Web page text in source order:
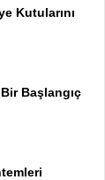
Kutularını
Başlangıç